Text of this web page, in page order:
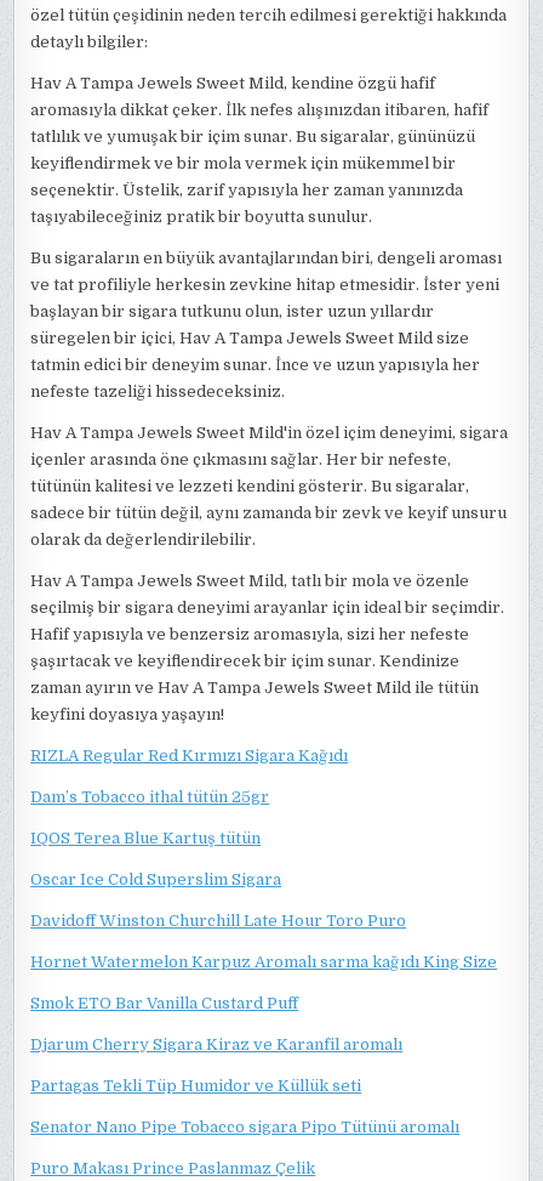
özel tütün çeşidinin neden tercih edilmesi gerektiği hakkında
detaylı bilgiler:
Hav A Tampa Jewels Sweet Mild, kendine özgü hafif
aromasıyla dikkat çeker. İlk nefes alışınızdan itibaren, hafif
tatlılık ve yumuşak bir içim sunar. Bu sigaralar, gününüzü
keyiflendirmek ve bir mola vermek için mükemmel bir
seçenektir. Üstelik, zarif yapısıyla her zaman yanınızda
taşıyabileceğiniz pratik bir boyutta sunulur.
Bu sigaraların en büyük avantajlarından biri, dengeli aroması
ve tat profiliyle herkesin zevkine hitap etmesidir. İster yeni
başlayan bir sigara tutkunu olun, ister uzun yıllardır
süregelen bir içici, Hav A Tampa Jewels Sweet Mild size
tatmin edici bir deneyim sunar. İnce ve uzun yapısıyla her
nefeste tazeliği hissedeceksiniz.
Hav A Tampa Jewels Sweet Mild'in özel içim deneyimi, sigara
içenler arasında öne çıkmasını sağlar. Her bir nefeste,
tütünün kalitesi ve lezzeti kendini gösterir. Bu sigaralar,
sadece bir tütün değil, aynı zamanda bir zevk ve keyif unsuru
olarak da değerlendirilebilir.
Hav A Tampa Jewels Sweet Mild, tatlı bir mola ve özenle
seçilmiş bir sigara deneyimi arayanlar için ideal bir seçimdir.
Hafif yapısıyla ve benzersiz aromasıyla, sizi her nefeste
şaşırtacak ve keyiflendirecek bir içim sunar. Kendinize
zaman ayırın ve Hav A Tampa Jewels Sweet Mild ile tütün
keyfini doyasıya yaşayın!
RIZLA Regular Red Kırmızı Sigara Kağıdı
Dam’s Tobacco ithal tütün 25gr
IQOS Terea Blue Kartuş tütün
Oscar Ice Cold Superslim Sigara
Davidoff Winston Churchill Late Hour Toro Puro
Hornet Watermelon Karpuz Aromalı sarma kağıdı King Size
Smok ETO Bar Vanilla Custard Puff
Djarum Cherry Sigara Kiraz ve Karanfil aromalı
Partagas Tekli Tüp Humidor ve Küllük seti
Senator Nano Pipe Tobacco sigara Pipo Tütünü aromalı
Puro Makası Prince Paslanmaz Çelik